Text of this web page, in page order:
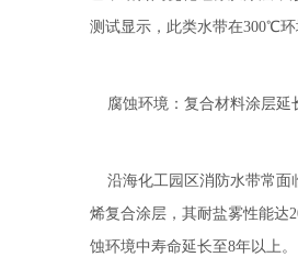
测试显示，此类水带在300℃环
腐蚀环境：复合材料涂层延
沿海化工园区消防水带常面
烯复合涂层，其耐盐雾性能达
蚀环境中寿命延长至8年以上。